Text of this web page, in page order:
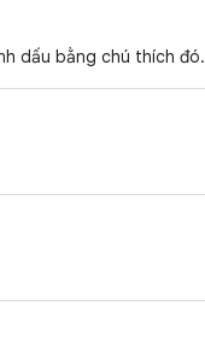
dấu bằng chú thích đó.